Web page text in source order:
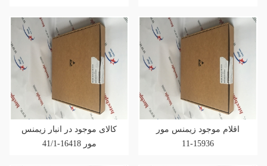
کالای موجود در انبار زیمنس
مور 16418-41/1
اقلام موجود زیمنس مور
15936-11